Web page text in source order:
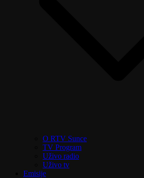
O RTV Sunce
TV Program
Uživo radio
Uživo tv
Emisije